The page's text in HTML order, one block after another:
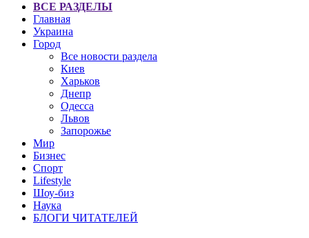
ВСЕ РАЗДЕЛЫ
Главная
Украина
Город
Все новости раздела
Киев
Харьков
Днепр
Одесса
Львов
Запорожье
Мир
Бизнес
Спорт
Lifestyle
Шоу-биз
Наука
БЛОГИ ЧИТАТЕЛЕЙ